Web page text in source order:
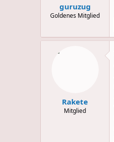
guruzug
Goldenes Mitglied
Rakete
Mitglied